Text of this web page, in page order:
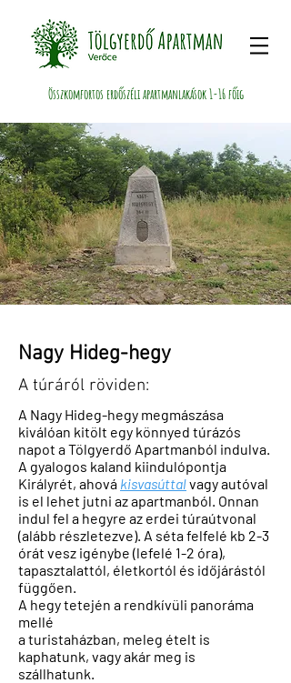
Összkomfortos erdőszéli apartmanlakások 1-16 főig
Nagy Hideg-hegy
A túráról röviden:
A Nagy Hideg-hegy megmászása
kiválóan kitölt egy könnyed túrázós
napot a Tölgyerdő Apartmanból indulva.
A gyalogos kaland kiindulópontja
Királyrét, ahová kisvasúttalvagy autóval
is el lehet jutni az apartmanból. Onnan
indul fel a hegyre az erdei túraútvonal
(alább részletezve). A séta felfelé kb 2-3
órát vesz igénybe (lefelé 1-2 óra),
tapasztalattól, életkortól és időjárástól
függően.
A hegy tetején a rendkívüli panoráma
mellé
a turistaházban, meleg ételt is
kaphatunk, vagy akár meg is
szállhatunk.